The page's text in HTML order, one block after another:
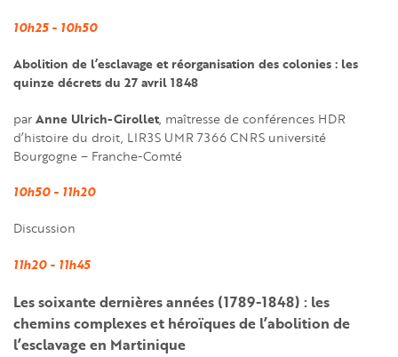
10h25 - 10h50
Abolition de l’esclavage et réorganisation des colonies : les
quinze décrets du 27 avril 1848
par Anne Ulrich-Girollet, maîtresse de conférences HDR
d’histoire du droit, LIR3S UMR 7366 CNRS université
Bourgogne – Franche-Comté
10h50 - 11h20
Discussion
11h20 - 11h45
Les soixante dernières années (1789-1848) : les
chemins complexes et héroïques de l’abolition de
l’esclavage en Martinique